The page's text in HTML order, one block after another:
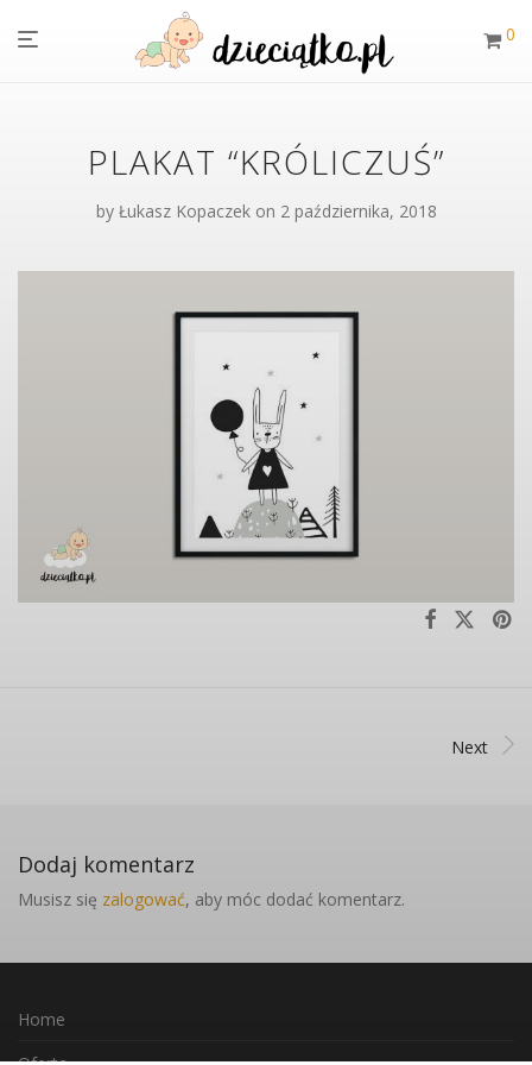
0
PLAKAT “KRÓLICZUŚ”
by Łukasz Kopaczek on 2 października, 2018
Next
Dodaj komentarz
Musisz się zalogować, aby móc dodać komentarz.
Home